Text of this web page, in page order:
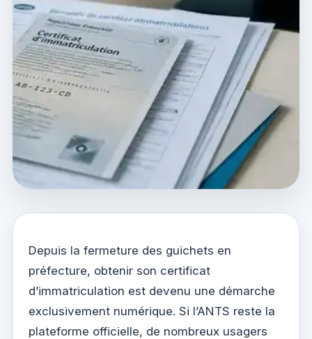
Depuis la fermeture des guichets en
préfecture, obtenir son certificat
d’immatriculation est devenu une démarche
exclusivement numérique. Si l’ANTS reste la
plateforme officielle, de nombreux usagers